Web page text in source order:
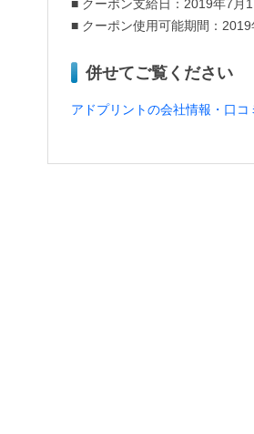
■ クーポン支給日：2019年7月
■ クーポン使用可能期間：
併せてご覧ください
アドプリントの会社情報・口コ